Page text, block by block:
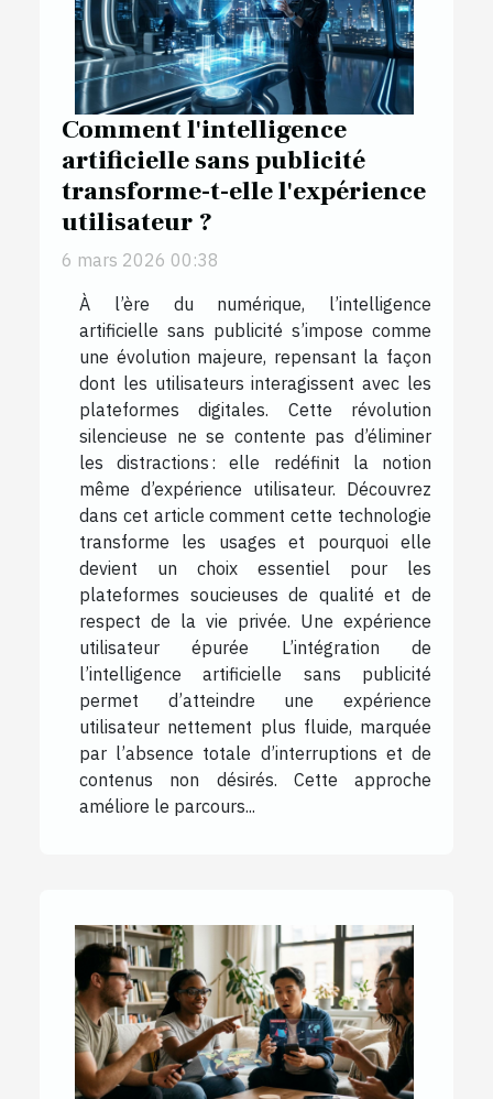
Comment l'intelligence
artificielle sans publicité
transforme-t-elle l'expérience
utilisateur ?
6 mars 2026 00:38
À l’ère du numérique, l’intelligence
artificielle sans publicité s’impose comme
une évolution majeure, repensant la façon
dont les utilisateurs interagissent avec les
plateformes digitales. Cette révolution
silencieuse ne se contente pas d’éliminer
les distractions : elle redéfinit la notion
même d’expérience utilisateur. Découvrez
dans cet article comment cette technologie
transforme les usages et pourquoi elle
devient un choix essentiel pour les
plateformes soucieuses de qualité et de
respect de la vie privée. Une expérience
utilisateur épurée L’intégration de
l’intelligence artificielle sans publicité
permet d’atteindre une expérience
utilisateur nettement plus fluide, marquée
par l’absence totale d’interruptions et de
contenus non désirés. Cette approche
améliore le parcours...